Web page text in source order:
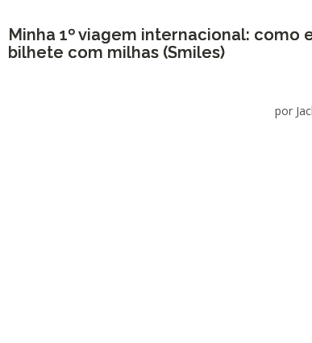
Minha 1º viagem internacional: como
bilhete com milhas (Smiles)
por